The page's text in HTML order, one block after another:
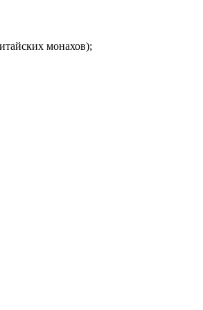
монахов);